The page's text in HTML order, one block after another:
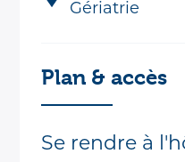
Gériatrie
Plan & accès
Se rendre à